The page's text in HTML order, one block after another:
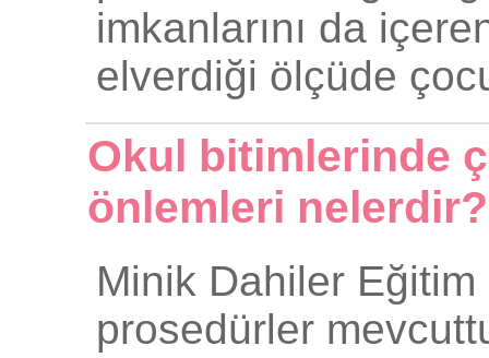
imkanlarını da
elverdiği ölçüde
Okul bitimlerinde
önlemleri nelerdir?
Minik Dahiler Eğitim
prosedürler